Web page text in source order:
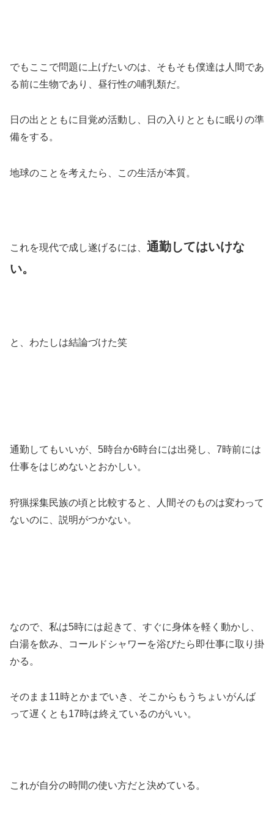
でもここで問題に上げたいのは、そもそも僕達は人間であ
る前に生物であり、昼行性の哺乳類だ。
日の出とともに目覚め活動し、日の入りとともに眠りの準
備をする。
地球のことを考えたら、この生活が本質。
これを現代で成し遂げるには、 通勤してはいけな
い。
と、わたしは結論づけた笑
通勤してもいいが、5時台か6時台には出発し、7時前には
仕事をはじめないとおかしい。
狩猟採集民族の頃と比較すると、人間そのものは変わって
ないのに、説明がつかない。
なので、私は5時には起きて、すぐに身体を軽く動かし、
白湯を飲み、コールドシャワーを浴びたら即仕事に取り掛
かる。
そのまま11時とかまでいき、そこからもうちょいがんば
って遅くとも17時は終えているのがいい。
これが自分の時間の使い方だと決めている。